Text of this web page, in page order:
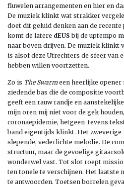
fluwelen arrangementen en hier en
De muziek klinkt wat strakker
doet dit geluid denken aan de recente
komt de latere dEUS bij de uptempo
naar boven drijven. De muziek klinkt
is alsof deze Utrechters de sfeer van
hebben willen voortzetten.
Zo is The Swarmeen heerlijke opener
ziedende bas die de compositie
geeft een rauw randje en
mijn oren mij niet voor de gek
coronaepidemie, hetgeen tevens
band eigentijds klinkt. Het zweverige
slepende, vederlichte melodie. De
structuur, maar de gevoelige
wonderwel vast. Tot slot roept
ten tonele te verschijnen. Het laatste
te antwoorden. Toetsen borrelen